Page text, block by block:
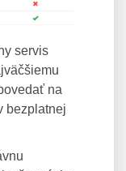
servis
na
bezplatnej